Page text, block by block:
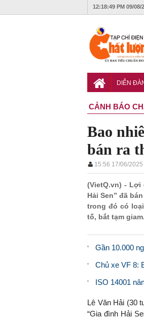
12:18:50 PM 09/08/
DIỄN
CẢNH BÁO
Bao
bán ra
15:56 17/06/2025
(VietQ.vn) -
Hải Sen” đã
trong đó có
tố, bắt tạm giam.
Gần 10.000
Chủ xe VF 8:
ISO 14001
Lê Văn Hải (30
“Gia đình Hải